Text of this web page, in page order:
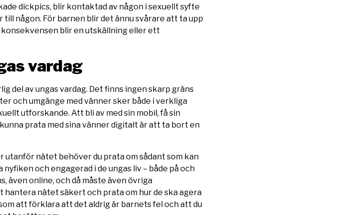
dickpics, blir kontaktad av någon i sexuellt syfte
någon. För barnen blir det ännu svårare att ta upp
blir en utskällning eller ett
vardag
del av ungas vardag. Det finns ingen skarp gräns
och umgänge med vänner sker både i verkliga
utforskande. Att bli av med sin mobil, få sin
prata med sina vänner digitalt är att ta bort en
utanför nätet behöver du prata om sådant som kan
och engagerad i de ungas liv – både på och
även online, och då måste även övriga
hantera nätet säkert och prata om hur de ska agera
att förklara att det aldrig är barnets fel och att du